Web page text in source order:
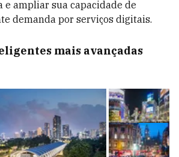
e ampliar sua capacidade de
demanda por serviços digitais.
mais avançadas